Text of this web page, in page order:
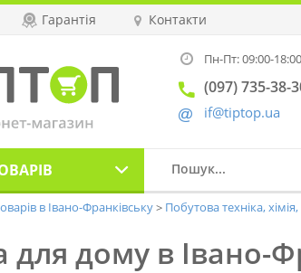
Гарантія Контакти
Пн-Пт: 09:00-
(097) 735-38-
if@tiptop.ua
в Івано-Франківську Побутова техніка,
для дому в Івано-